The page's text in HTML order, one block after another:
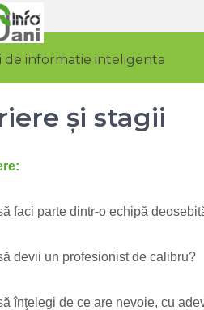
de informatie inteligenta
și stagii
faci parte dintr-o echipă
devii un profesionist de calibru?
înţelegi de ce are nevoie, cu